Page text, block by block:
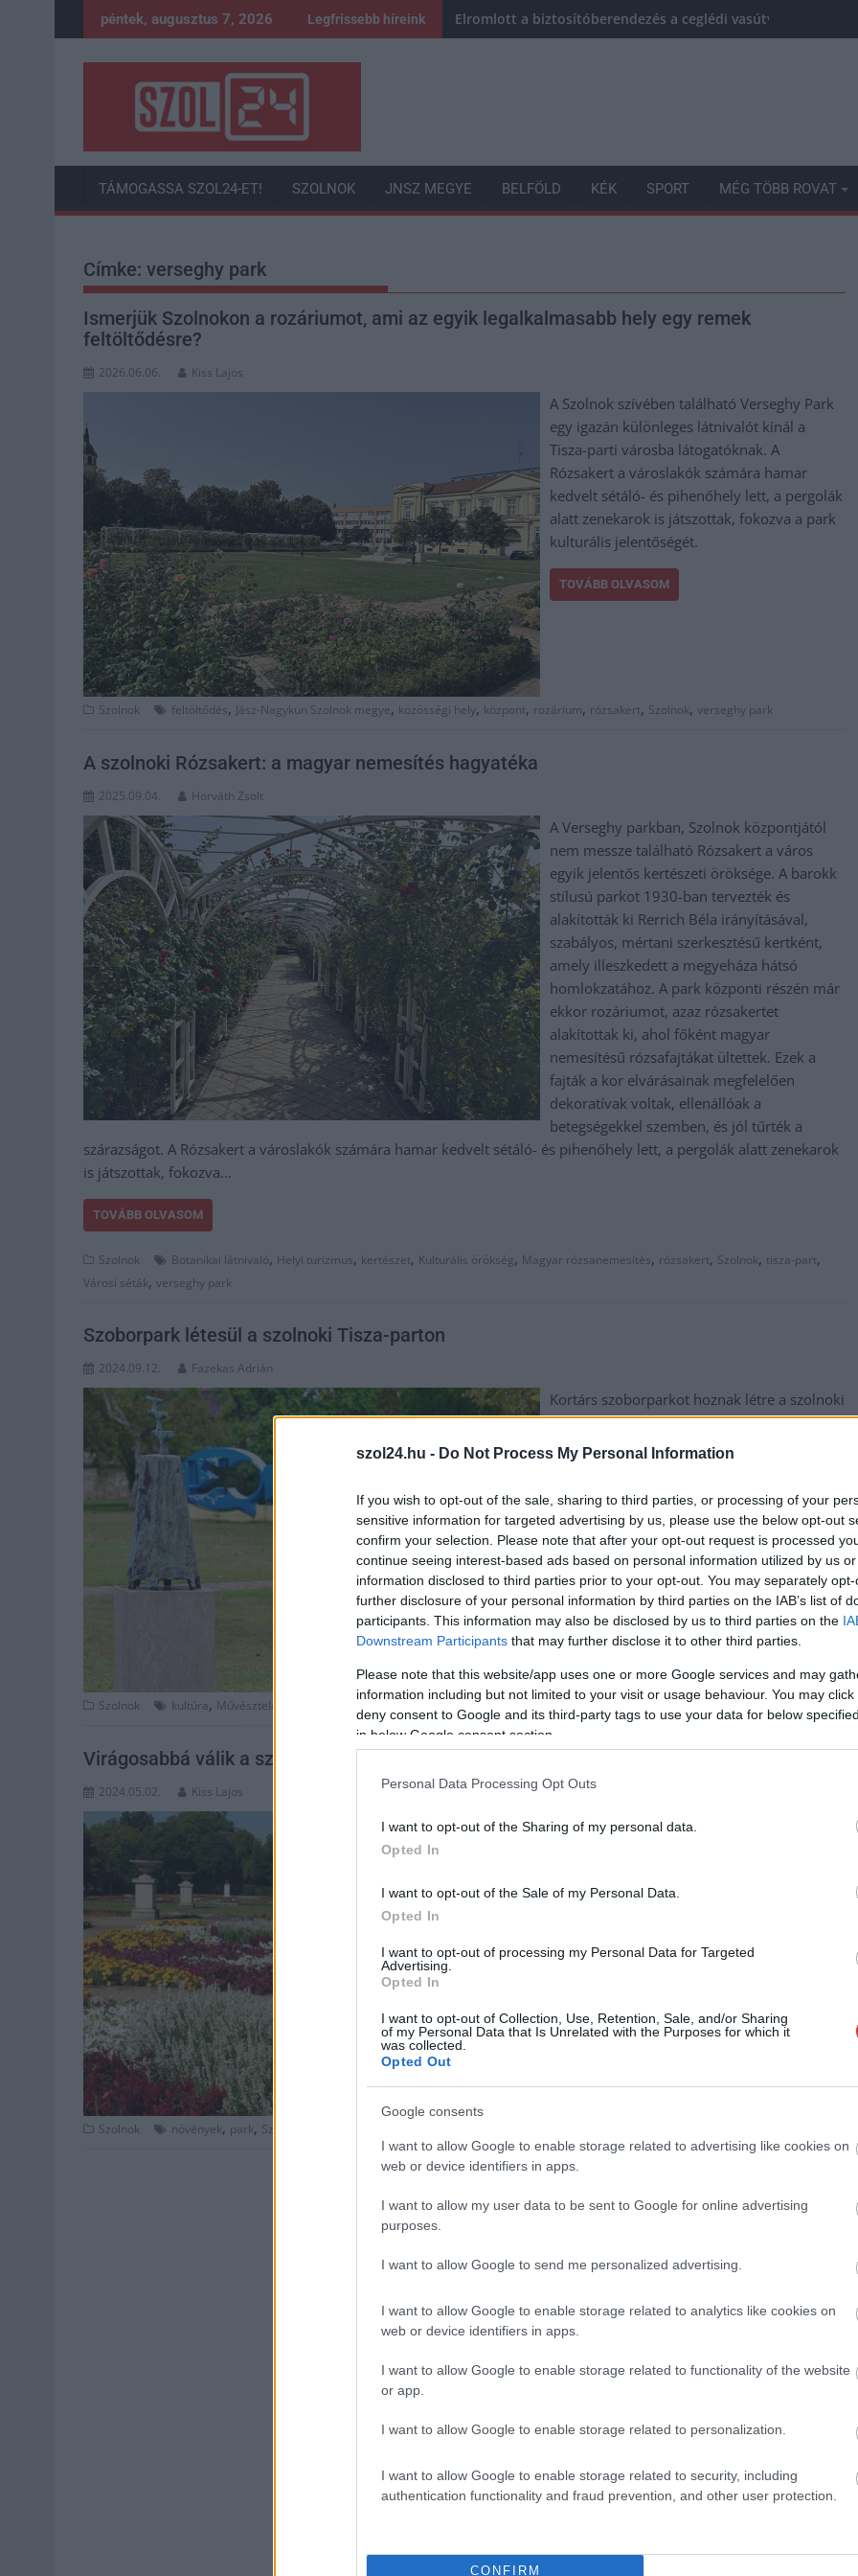
szol24.hu - Do Not Process My Personal Information
If you wish to opt-out of the sale, sharing to third parties, or processing of your
sensitive information for targeted advertising by us, please use the below opt-out
confirm your selection. Please note that after your opt-out request is processed
continue seeing interest-based ads based on personal information utilized by us
information disclosed to third parties prior to your opt-out. You may separately
further disclosure of your personal information by third parties on the IAB’s list of
participants. This information may also be disclosed by us to third parties on the
Downstream Participants that may further disclose it to other third parties.
Please note that this website/app uses one or more Google services and may
information including but not limited to your visit or usage behaviour. You may
deny consent to Google and its third-party tags to use your data for below
in below Google consent section.
Personal Data Processing Opt Outs
I want to opt-out of the Sharing of my personal data.
Opted In
I want to opt-out of the Sale of my Personal Data.
Opted In
I want to opt-out of processing my Personal Data for Targeted
Advertising.
Opted In
I want to opt-out of Collection, Use, Retention, Sale, and/or Sharing
of my Personal Data that Is Unrelated with the Purposes for which it
was collected.
Opted Out
Google consents
I want to allow Google to enable storage related to advertising like cookies on
web or device identifiers in apps.
I want to allow my user data to be sent to Google for online advertising
purposes.
I want to allow Google to send me personalized advertising.
I want to allow Google to enable storage related to analytics like cookies on
web or device identifiers in apps.
I want to allow Google to enable storage related to functionality of the website
or app.
I want to allow Google to enable storage related to personalization.
I want to allow Google to enable storage related to security, including
authentication functionality and fraud prevention, and other user protection.
CONFIRM
to
péntek, augusztus 7, 2026 Legfrissebb híreink Elromlott a biztosítóberendezés a ceglédi vasútvonalon,
TÁMOGASSA SZOL24-ET! SZOLNOK JNSZ MEGYE BELFÖLD KÉK SPORT MÉG TÖBB ROVAT
Címke: verseghy park
Ismerjük Szolnokon a rozáriumot, ami az egyik legalkalmasabb hely egy remek
feltöltődésre?
2026.06.06. Kiss Lajos
A Szolnok szívében található Verseghy Park
egy igazán különleges látnivalót kínál a
Tisza-parti városba látogatóknak. A
Rózsakert a városlakók számára hamar
kedvelt sétáló- és pihenőhely lett, a pergolák
alatt zenekarok is játszottak, fokozva a park
kulturális jelentőségét.
TOVÁBB OLVASOM
Szolnok feltöltődés, Jász-Nagykun Szolnok megye, közösségi hely, központ, rozárium, rózsakert, Szolnok, verseghy park
A szolnoki Rózsakert: a magyar nemesítés hagyatéka
2025.09.04. Horváth Zsolt
A Verseghy parkban, Szolnok központjától
nem messze található Rózsakert a város
egyik jelentős kertészeti öröksége. A barokk
stílusú parkot 1930-ban tervezték és
alakították ki Rerrich Béla irányításával,
szabályos, mértani szerkesztésű kertként,
amely illeszkedett a megyeháza hátsó
homlokzatához. A park központi részén már
ekkor rozáriumot, azaz rózsakertet
alakítottak ki, ahol főként magyar
nemesítésű rózsafajtákat ültettek. Ezek a
fajták a kor elvárásainak megfelelően
dekoratívak voltak, ellenállóak a
betegségekkel szemben, és jól tűrték a
szárazságot. A Rózsakert a városlakók számára hamar kedvelt sétáló- és pihenőhely lett, a pergolák alatt zenekarok
is játszottak, fokozva…
TOVÁBB OLVASOM
Szolnok Botanikai látnivaló, Helyi turizmus, kertészet, Kulturális örökség, Magyar rózsanemesítés, rózsakert, Szolnok, tisza-part,
Városi séták, verseghy park
Szoborpark létesül a szolnoki Tisza-parton
2024.09.12. Fazekas Adrián
Kortárs szoborparkot hoznak létre a szolnoki
Tisza-parton, melynek első darabját, Gilly
Tamás, Barcsay-díjas szobrászművész
a Verseghy parkban.
TOVÁBB OLVASOM
Szolnok kultúra, Művésztelep , , Szolnok ,
Virágosabbá válik a szolnoki park
2024.05.02. Kiss Lajos
A rengeteg térkő miatt rendkívül szomjaznak
keveset.
Szolnok növények, park, Szolnok